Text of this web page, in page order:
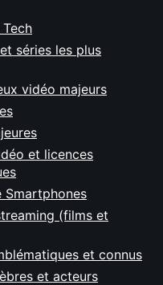
séries les plus
vidéo majeurs
et licences
Smartphones
(films et
et connus
et acteurs